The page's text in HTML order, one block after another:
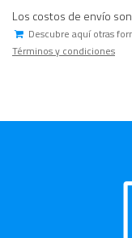
Los costos de envío
Descubre aquí otras
Términos y condiciones